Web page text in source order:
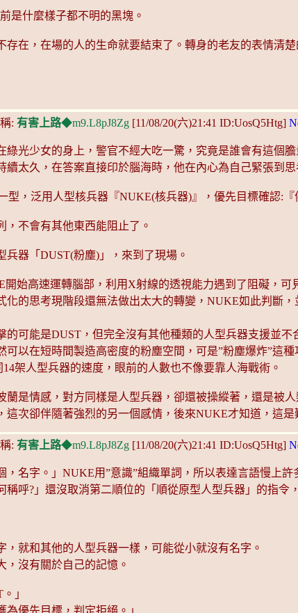
是什麼樣子都不明的黑塊。
存在，在場的人的生命就要結束了。轉身的老友的表情清
: 有害上路◆m9.L8pJ8Zg [11/08/20(六)21:41 ID:UosQ5Htg]
綠光少女的身上，警官不經大吃一驚，究竟是誰會有這個
續太久，在答案直接印於腦海時，他在內心為自己緊張到
型，泛用人型核兵器『NUKE(核兵器)』，優先目標確認:
，不會有其他東西能阻止了。
兵器「DUST(粉塵)」，來到了現場。
開始高速運轉腦部，利用X射線的透視能力遇到了阻礙，
化的思考現階段還無法做出太大的轉變，NUKE如此判斷，
的可能是DUST，但完全沒有其他種類的人型兵器支援並
可以在短時間製造高密度的粉塵空間，可是”粉塵爆炸”這
架人型兵器的速度，眼前的人數也不像要靠人海戰術。
蘭是情感，對方同樣是人型兵器，卻還被操縱著，還是被人
這次卻伴隨著強烈的另一個感情，後來NUKE才知道，這是
: 有害上路◆m9.L8pJ8Zg [11/08/20(六)21:41 ID:UosQ5Htg]
，名字。」NUKE用”意識”組織單詞，所以表達言語慢上許
稱呼?」還沒取消第二順位的「順從原型人型兵器」的指
，就和其他的人型兵器一樣，可能從小就沒有名字。
，沒有關於自己的記憶。
」